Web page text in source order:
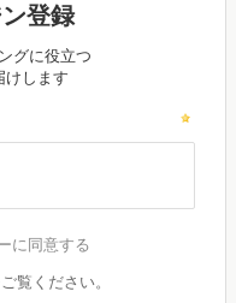
登録
グに役立つ
けします